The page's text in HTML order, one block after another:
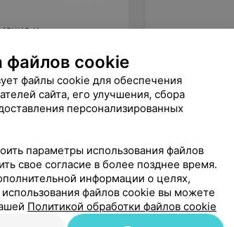
и
и без боли. Буду
отк...
Гродненская городская стоматологическая поликлиника №1 Филиал №1, ул. Ожешко, 49
файлов cookie
файлы cookie для обеспечения
сайта, его улучшения, сбора
персонализированных
параметры использования файлов
свое согласие в более позднее время.
информации о целях,
использования файлов cookie вы можете
Политикой обработки файлов cookie